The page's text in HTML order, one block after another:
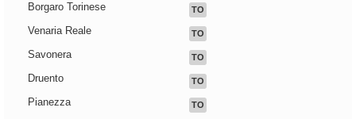
Borgaro Torinese TO
Venaria Reale TO
Savonera TO
Druento TO
Pianezza TO